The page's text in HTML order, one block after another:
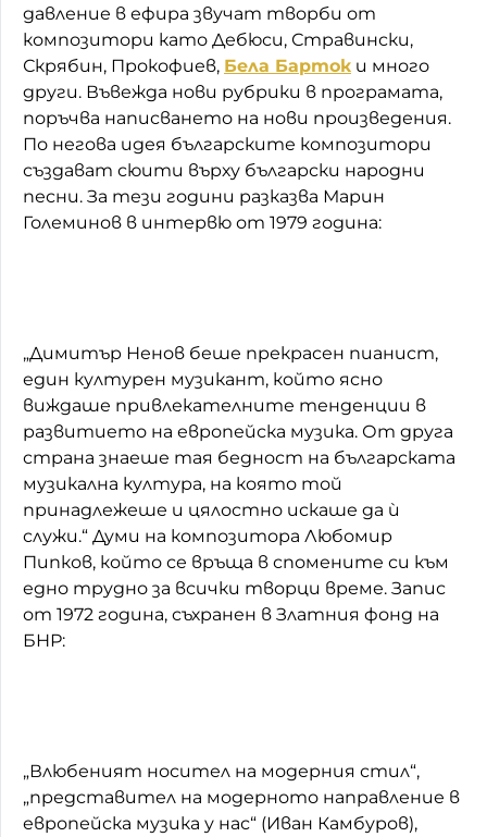
давление в ефира звучат творби от
композитори като Дебюси, Стравински,
Скрябин, Прокофиев, Бела Барток и много
други. Въвежда нови рубрики в програмата,
поръчва написването на нови произведения.
По негова идея българските композитори
създават сюити върху български народни
песни. За тези години разказва Марин
Големинов в интервю от 1979 година:
„Димитър Ненов беше прекрасен пианист,
един културен музикант, който ясно
виждаше привлекателните тенденции в
развитието на европейска музика. От друга
страна знаеше тая бедност на българската
музикална култура, на която той
принадлежеше и цялостно искаше да ѝ
служи.“ Думи на композитора Любомир
Пипков, който се връща в спомените си към
едно трудно за всички творци време. Запис
от 1972 година, съхранен в Златния фонд на
БНР:
„Влюбеният носител на модерния стил“,
„представител на модерното направление в
европейска музика у нас“ (Иван Камбуров),